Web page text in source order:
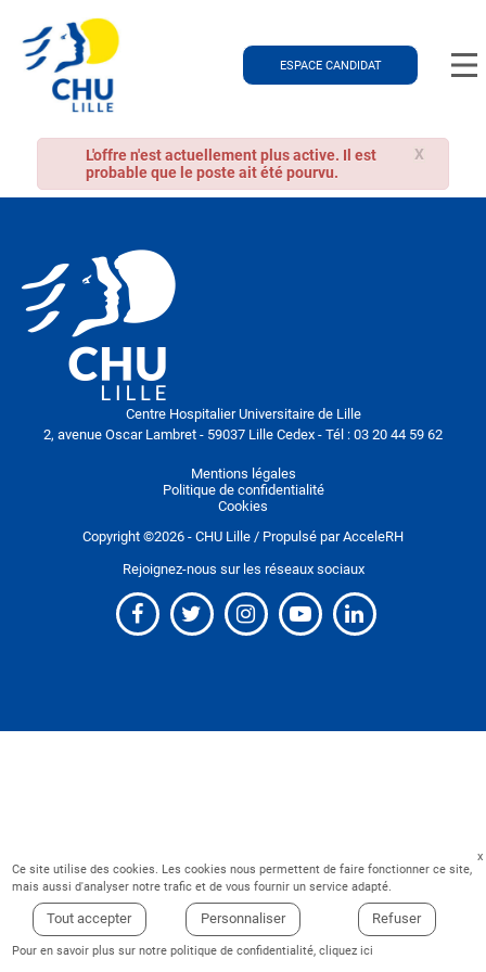
Ce site utilise des cookies. Les cookies nous permettent de faire fonctionner ce site,
mais aussi d'analyser notre trafic et de vous fournir un service adapté.
Tout accepter Personnaliser Refuser
Pour en savoir plus sur notre politique de confidentialité,cliquez ici
ESPACE CANDIDAT
X
L'offre n'est actuellement plus active. Il est
probable que le poste ait été pourvu.
Centre Hospitalier Universitaire de Lille
2, avenue Oscar Lambret - 59037 Lille Cedex - Tél : 03 20 44 59 62
Mentions légales
Politique de confidentialité
Cookies
Copyright ©2026 - CHU Lille / Propulsé parAcceleRH
Rejoignez-nous sur les réseaux sociaux